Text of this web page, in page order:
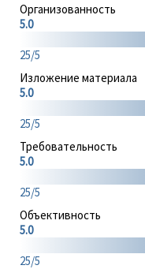
Организованность
5.0
25/5
Изложение материала
5.0
25/5
Требовательность
5.0
25/5
Объективность
5.0
25/5